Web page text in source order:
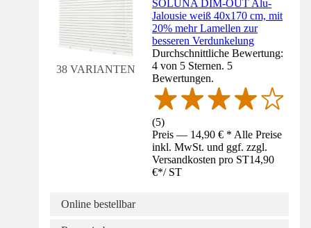
38 VARIANTEN
SOLUNA DIM-OUT Alu-
Jalousie weiß 40x170 cm, mit
20% mehr Lamellen zur
besseren Verdunkelung
Durchschnittliche Bewertung:
4 von 5 Sternen. 5
Bewertungen.
(5)
Preis — 14,90 € * Alle Preise
inkl. MwSt. und ggf. zzgl.
Versandkosten pro ST14,90
€*/ ST
Online bestellbar